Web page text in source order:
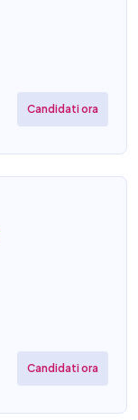
Candidati ora
Candidati ora